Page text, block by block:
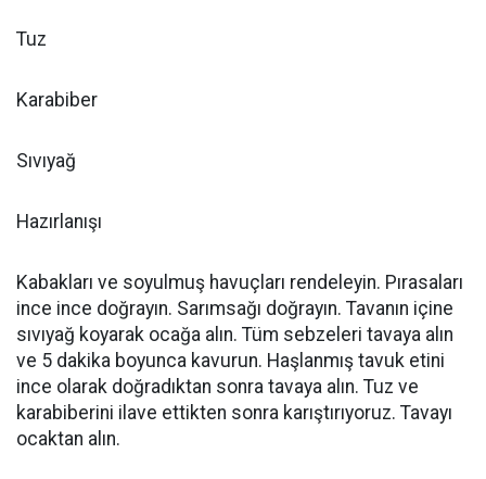
Tuz
Karabiber
Sıvıyağ
Hazırlanışı
Kabakları ve soyulmuş havuçları rendeleyin. Pırasaları
ince ince doğrayın. Sarımsağı doğrayın. Tavanın içine
sıvıyağ koyarak ocağa alın. Tüm sebzeleri tavaya alın
ve 5 dakika boyunca kavurun. Haşlanmış tavuk etini
ince olarak doğradıktan sonra tavaya alın. Tuz ve
karabiberini ilave ettikten sonra karıştırıyoruz. Tavayı
ocaktan alın.